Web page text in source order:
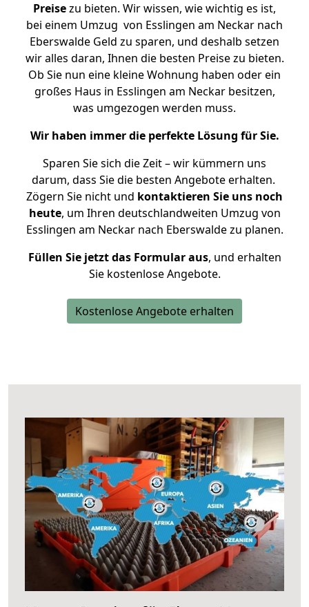
Preisezu bieten. Wir wissen, wie wichtig es ist,
bei einem Umzug von Esslingen am Neckar nach
Eberswalde Geld zu sparen, und deshalb setzen
wir alles daran, Ihnen die besten Preise zu bieten.
Ob Sie nun eine kleine Wohnung haben oder ein
großes Haus in Esslingen am Neckar besitzen,
was umgezogen werden muss.
Wir haben immer die perfekte Lösung für Sie.
Sparen Sie sich die Zeit – wir kümmern uns
darum, dass Sie die besten Angebote erhalten.
Zögern Sie nicht und kontaktieren Sie uns noch
heute, um Ihren deutschlandweiten Umzug von
Esslingen am Neckar nach Eberswalde zu planen.
Füllen Sie jetzt das Formular aus, und erhalten
Sie kostenlose Angebote.
Kostenlose Angebote erhalten